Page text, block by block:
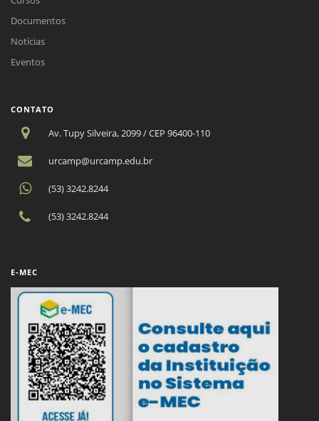
Documentos
Notícias
Eventos
CONTATO
Av. Tupy Silveira, 2099 / CEP 96400-110
urcamp@urcamp.edu.br
(53) 3242.8244
(53) 3242.8244
E-MEC